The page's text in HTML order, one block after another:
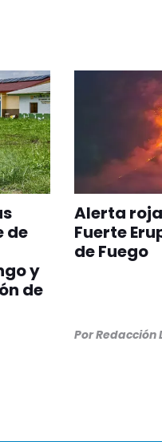
de
y
de
Alerta
Fuerte
de Fuego
PorRedacción